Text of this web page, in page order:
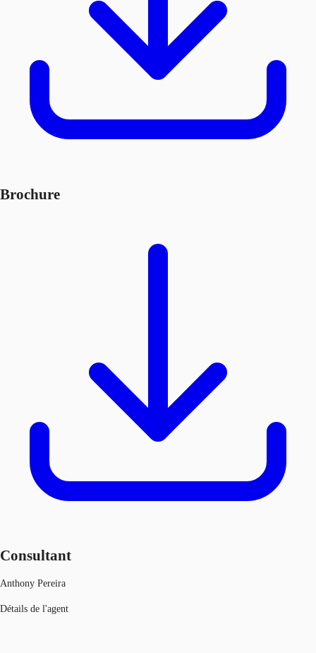
Brochure
Consultant
Anthony Pereira
Détails de l'agent